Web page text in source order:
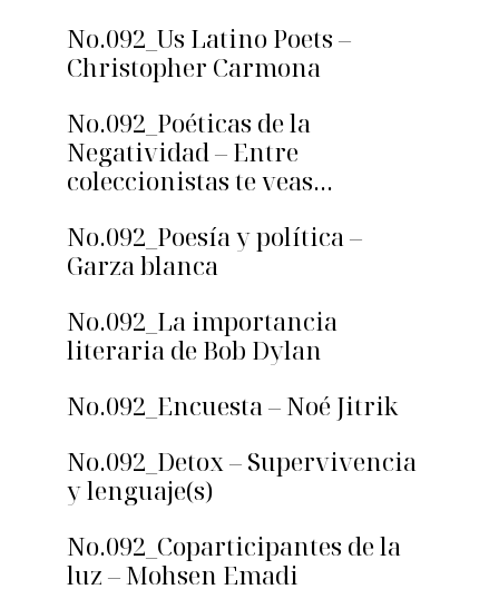
No.092_Us Latino Poets –
Christopher Carmona
No.092_Poéticas de la
Negatividad – Entre
coleccionistas te veas…
No.092_Poesía y política –
Garza blanca
No.092_La importancia
literaria de Bob Dylan
No.092_Encuesta – Noé Jitrik
No.092_Detox – Supervivencia
y lenguaje(s)
No.092_Coparticipantes de la
luz – Mohsen Emadi